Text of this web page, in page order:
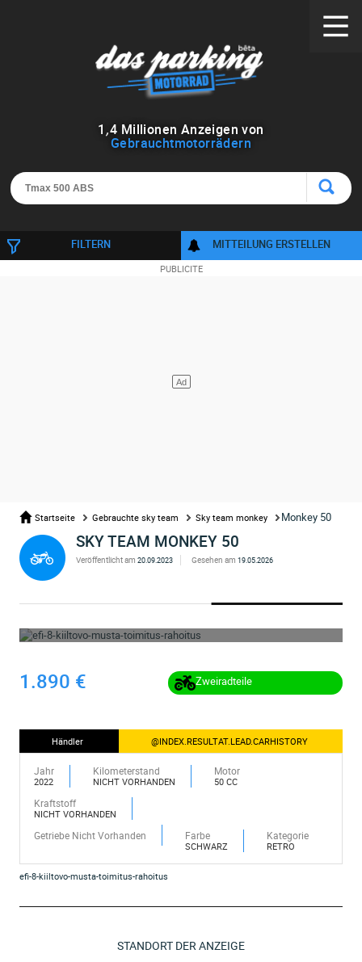
1 ,4 Millionen Anzeigen von
Gebrauchtmotorrädern
FILTERN MITTEILUNG ERSTELLEN
Startseite Gebrauchte sky team Sky team monkey Monkey 50
SKY TEAM MONKEY 50
Veröffentlicht am 20.09.2023 Gesehen am 19.05.2026
1.890 € Zweiradteile
Händler @INDEX.RESULTAT.LEAD.CARHISTORY
Jahr
2022
Kilometerstand
NICHT VORHANDEN
Motor
50 CC
Kraftstoff
NICHT VORHANDEN
Getriebe Nicht Vorhanden Farbe
SCHWARZ
Kategorie
RETRO
efi-8-kiiltovo-musta-toimitus-rahoitus
STANDORT DER ANZEIGE